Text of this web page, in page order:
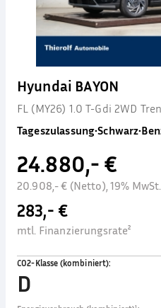
Hyundai BAYON
FL (MY26) 1.0 T-Gdi 2WD
Tageszulassung•Schwarz•
24.880,- €
20.908,- € (Netto), 19% MwSt.
283,- €
mtl. Finanzierungsrate²
CO2-Klasse (kombiniert):
D